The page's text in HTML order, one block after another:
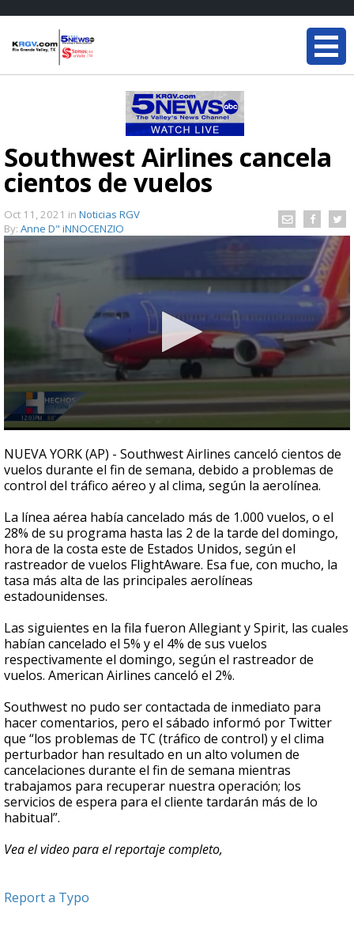
Southwest Airlines cancela
cientos de vuelos
Oct 11, 2021 in Noticias RGV
By: Anne D" iNNOCENZIO
seconds
of
47
seconds
NUEVA YORK (AP) - Southwest Airlines canceló cientos de
vuelos durante el fin de semana, debido a problemas de
control del tráfico aéreo y al clima, según la aerolínea.
La línea aérea había cancelado más de 1.000 vuelos, o el
28% de su programa hasta las 2 de la tarde del domingo,
hora de la costa este de Estados Unidos, según el
rastreador de vuelos FlightAware. Esa fue, con mucho, la
tasa más alta de las principales aerolíneas
estadounidenses.
Las siguientes en la fila fueron Allegiant y Spirit, las cuales
habían cancelado el 5% y el 4% de sus vuelos
respectivamente el domingo, según el rastreador de
vuelos. American Airlines canceló el 2%.
Southwest no pudo ser contactada de inmediato para
hacer comentarios, pero el sábado informó por Twitter
que “los problemas de TC (tráfico de control) y el clima
perturbador han resultado en un alto volumen de
cancelaciones durante el fin de semana mientras
trabajamos para recuperar nuestra operación; los
servicios de espera para el cliente tardarán más de lo
habitual”.
Vea el video para el reportaje completo,
Report a Typo